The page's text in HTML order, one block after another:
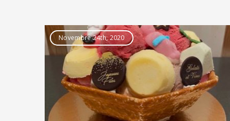
Novembre 24th, 2020